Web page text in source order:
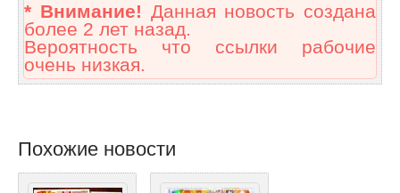
* Внимание! Данная новость создана
более 2 лет назад.
Вероятность что ссылки рабочие
очень низкая.
Похожие новости